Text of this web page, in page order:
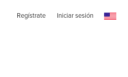
Regístrate Iniciar sesión